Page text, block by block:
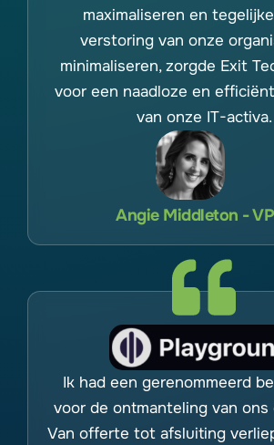
maximaliseren en
verstoring van onze
minimaliseren, zorgde Exit
voor een naadloze en
van onze IT-activa.
Angie Middleton -
Ik had een gerenommeerd
voor de ontmanteling van ons
Van offerte tot afsluiting